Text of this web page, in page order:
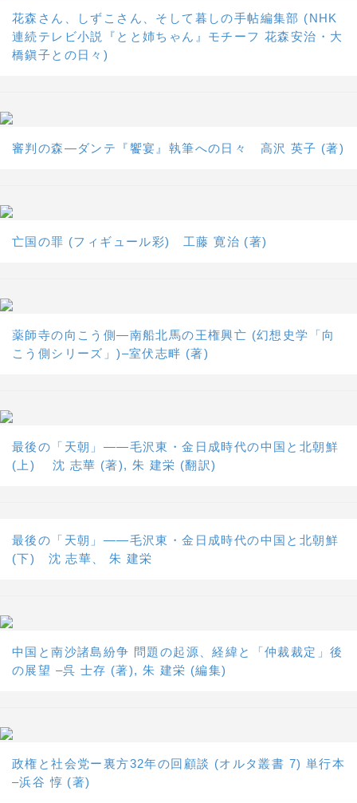
花森さん、しずこさん、そして暮しの手帖編集部 (NHK
連続テレビ小説『とと姉ちゃん』モチーフ 花森安治・大
橋鎭子との日々)
審判の森―ダンテ『饗宴』執筆への日々 高沢 英子 (著)
亡国の罪 (フィギュール彩) 工藤 寛治 (著)
薬師寺の向こう側―南船北馬の王権興亡 (幻想史学「向
こう側シリーズ」)–室伏志畔 (著)
最後の「天朝」――毛沢東・金日成時代の中国と北朝鮮
(上) 沈 志華 (著), 朱 建栄 (翻訳)
最後の「天朝」――毛沢東・金日成時代の中国と北朝鮮
(下) 沈 志華、 朱 建栄
中国と南沙諸島紛争 問題の起源、経緯と「仲裁裁定」後
の展望 –呉 士存 (著), 朱 建栄 (編集)
政権と社会党ー裏方32年の回顧談 (オルタ叢書 7) 単行本
–浜谷 惇 (著)